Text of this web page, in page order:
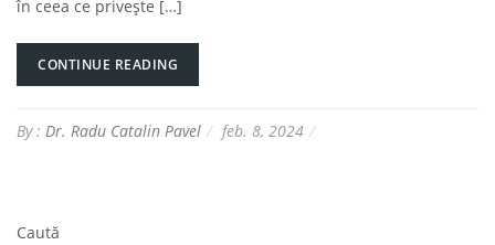
în ceea ce privește […]
CONTINUE READING
By : Dr. Radu Catalin Pavel feb. 8, 2024
Caută